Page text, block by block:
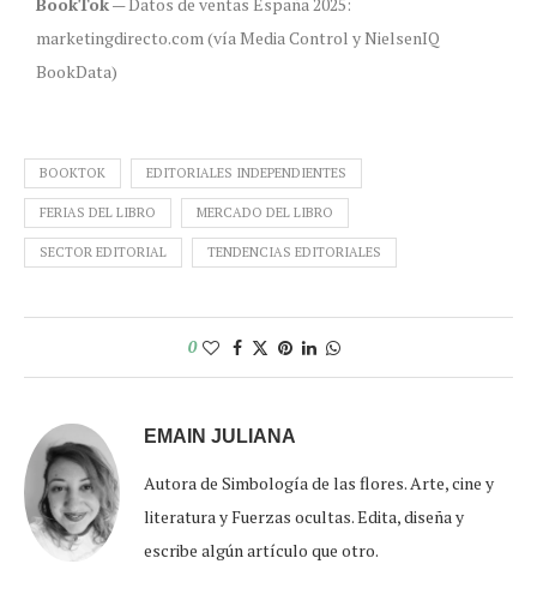
marketingdirecto.com (vía Media Control y NielsenIQ
BookData)
BOOKTOK EDITORIALES INDEPENDIENTES
FERIAS DEL LIBRO MERCADO DEL LIBRO
SECTOR EDITORIAL TENDENCIAS EDITORIALES
0
EMAIN JULIANA
Autora de Simbología de las flores. Arte, cine y
literatura y Fuerzas ocultas. Edita, diseña y
escribe algún artículo que otro.